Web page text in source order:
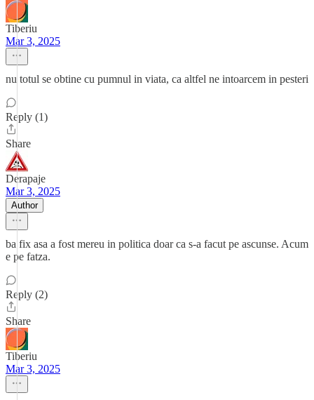
Tiberiu
Mar 3, 2025
nu totul se obtine cu pumnul in viata, ca altfel ne intoarcem in pesteri
Reply (1)
Share
Derapaje
Mar 3, 2025
Author
ba fix asa a fost mereu in politica doar ca s-a facut pe ascunse. Acum
e pe fatza.
Reply (2)
Share
Tiberiu
Mar 3, 2025